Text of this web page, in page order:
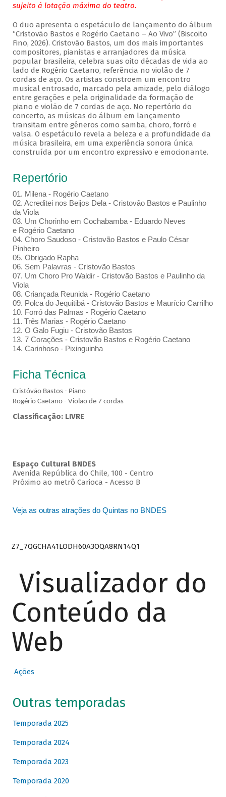
sujeito à lotação máxima do teatro.
O duo apresenta o espetáculo de lançamento do álbum
“Cristovão Bastos e Rogério Caetano – Ao Vivo” (Biscoito
Fino, 2026). Cristovão Bastos, um dos mais importantes
compositores, pianistas e arranjadores da música
popular brasileira, celebra suas oito décadas de vida ao
lado de Rogério Caetano, referência no violão de 7
cordas de aço. Os artistas constroem um encontro
musical entrosado, marcado pela amizade, pelo diálogo
entre gerações e pela originalidade da formação de
piano e violão de 7 cordas de aço. No repertório do
concerto, as músicas do álbum em lançamento
transitam entre gêneros como samba, choro, forró e
valsa. O espetáculo revela a beleza e a profundidade da
música brasileira, em uma experiência sonora única
construída por um encontro expressivo e emocionante.
Repertório
01. Milena - Rogério Caetano
02. Acreditei nos Beijos Dela - Cristovão Bastos e Paulinho
da Viola
03. Um Chorinho em Cochabamba - Eduardo Neves
e Rogério Caetano
04. Choro Saudoso - Cristovão Bastos e Paulo César
Pinheiro
05. Obrigado Rapha
06. Sem Palavras - Cristovão Bastos
07. Um Choro Pro Waldir - Cristovão Bastos e Paulinho da
Viola
08. Criançada Reunida - Rogério Caetano
09. Polca do Jequitibá - Cristovão Bastos e Maurício Carrilho
10. Forró das Palmas - Rogério Caetano
11. Três Marias - Rogério Caetano
12. O Galo Fugiu - Cristovão Bastos
13. 7 Corações - Cristovão Bastos e Rogério Caetano
14. Carinhoso - Pixinguinha
Ficha Técnica
Cristóvão Bastos - Piano
Rogério Caetano - Violão de 7 cordas
Classificação: LIVRE
Espaço Cultural BNDES
Avenida República do Chile, 100 - Centro
Próximo ao metrô Carioca - Acesso B
Veja as outras atrações do Quintas no BNDES
Z7_7QGCHA41LODH60A3OQA8RN14Q1
Visualizador do
Conteúdo da
Web
Ações
Outras temporadas
Temporada 2025
Temporada 2024
Temporada 2023
Temporada 2020